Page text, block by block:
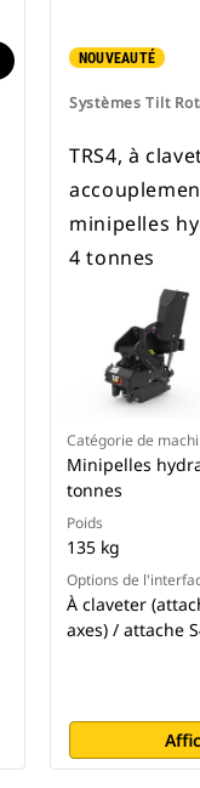
NOUVEAUTÉ
Systèmes Tilt
TRS4, à
minipelles
4 tonnes
Catégorie de
Minipelles
tonnes
Poids
135 kg
Options de
À claveter
axes) / attache